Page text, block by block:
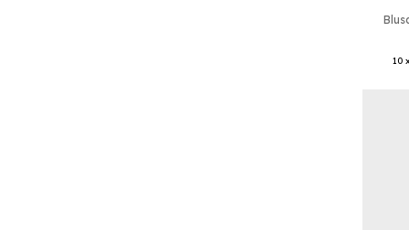
10